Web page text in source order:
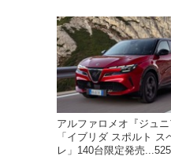
アルファロメオ『ジュニ
「イブリダ スポルト ス
レ」140台限定発売